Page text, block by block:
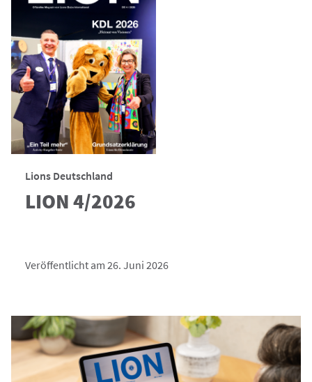
Lions Deutschland
LION 4/2026
Veröffentlicht am 26. Juni 2026